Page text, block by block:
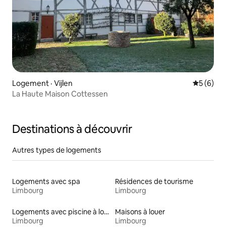
Logement · Vijlen Note
5 (6)
La Haute Maison Cottessen
Destinations à découvrir
Autres types de logements
Logements avec spa
Limbourg
Résidences de tourisme
Limbourg
Logements avec piscine à louer
Limbourg
Maisons à louer
Limbourg